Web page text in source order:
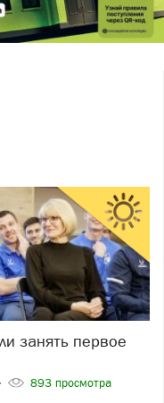
893 просмотра